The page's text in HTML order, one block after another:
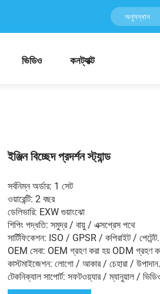
ভিডিও কনট্যাক্ট
ইঞ্জিন বিচ্ছেদ প্রদর্শন স্ট্যান্ড
সর্বনিম্ন অর্ডার: 1 সেট
ওয়ারেন্টি: 2 বছর
ডেলিভারি: EXW গুয়াংঝো
শিপিং পদ্ধতি: সমুদ্র / বায়ু / এক্সপ্রেস পথে
সার্টিফিকেশন: ISO / GPSR / কপিরাইট /
OEM সেবা: OEM গ্রহণ করা হয় ODM গ্রহণ
কাস্টমাইজেশন: লোগো / আকার / চেহারা /
টেকনিক্যাল সাপোর্ট: সফটওয়্যার / ম্যানুয়াল /